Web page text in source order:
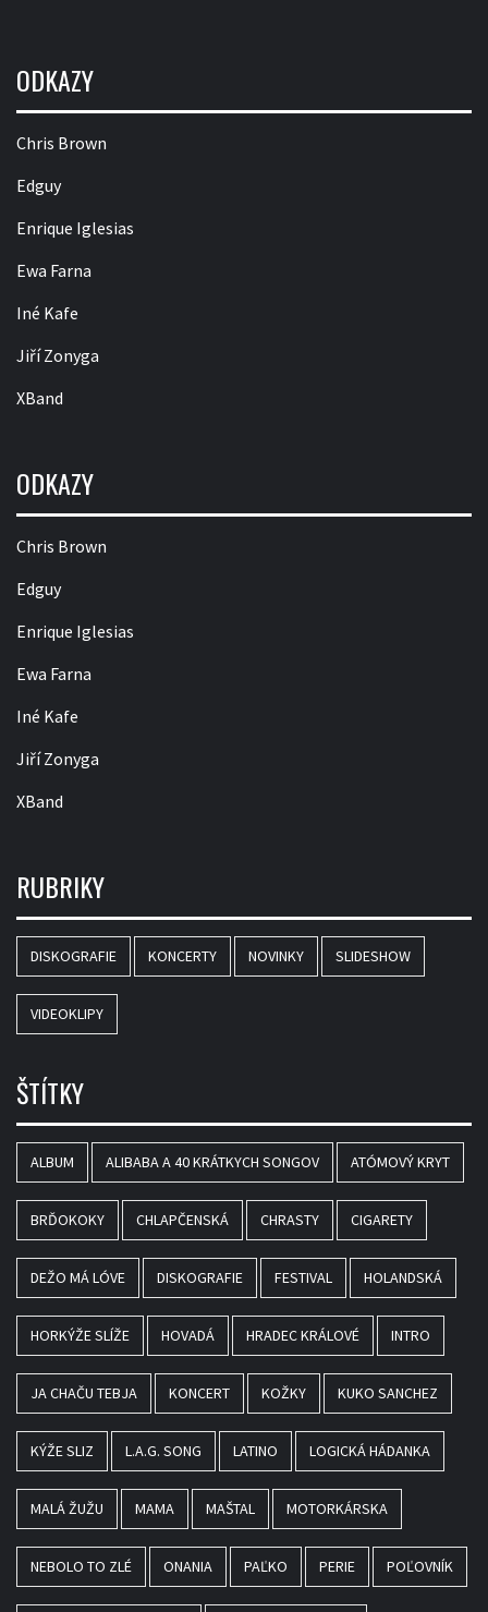
ODKAZY
Chris Brown
Edguy
Enrique Iglesias
Ewa Farna
Iné Kafe
Jiří Zonyga
XBand
ODKAZY
Chris Brown
Edguy
Enrique Iglesias
Ewa Farna
Iné Kafe
Jiří Zonyga
XBand
RUBRIKY
DISKOGRAFIE KONCERTY NOVINKY SLIDESHOW
VIDEOKLIPY
ŠTÍTKY
ALBUM ALIBABA A 40 KRÁTKYCH SONGOV ATÓMOVÝ KRYT
BRĎOKOKY CHLAPČENSKÁ CHRASTY CIGARETY
DEŽO MÁ LÓVE DISKOGRAFIE FESTIVAL HOLANDSKÁ
HORKÝŽE SLÍŽE HOVADÁ HRADEC KRÁLOVÉ INTRO
JA CHAČU TEBJA KONCERT KOŽKY KUKO SANCHEZ
KÝŽE SLIZ L.A.G. SONG LATINO LOGICKÁ HÁDANKA
MALÁ ŽUŽU MAMA MAŠTAL MOTORKÁRSKA
NEBOLO TO ZLÉ ONANIA PAĽKO PERIE POĽOVNÍK